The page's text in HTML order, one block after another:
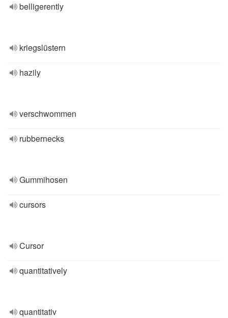
belligerently
kriegslüstern
hazily
verschwommen
rubbernecks
Gummihosen
cursors
Cursor
quantitatively
quantitativ